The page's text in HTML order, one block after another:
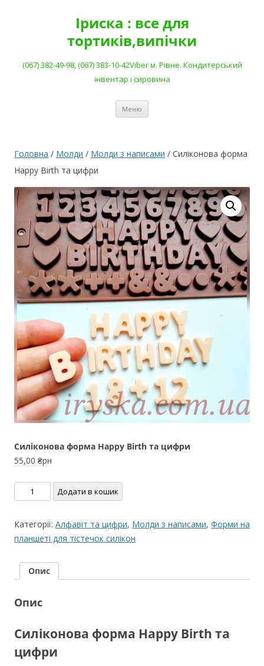
Іриска : все для
тортиків,випічки
(067) 382-49-98, (067) 383-10-42Viber м. Рівне. Кондитерський
інвентар і сировина
Меню
Головна / Молди / Молди з написами / Силіконова форма
Happy Birth та цифри
Силіконова форма Happy Birth та цифри
55,00 ₴рн
Силіконова
форма
Birth
та
кількість
Додати в кошик
Категорії: Алфавіт та цифри, Молди з написами, Форми на
планшеті для тістечок силікон
Опис
Опис
Силіконова форма Happy Birth та
цифри